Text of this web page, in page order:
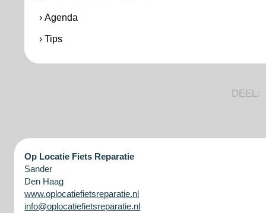
› Agenda
› Tips
DEEL:
Op Locatie Fiets Reparatie
Sander
Den Haag
www.oplocatiefietsreparatie.nl
info@oplocatiefietsreparatie.nl